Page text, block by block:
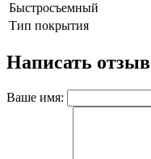
Быстросъемный
Тип покрытия
Написать отзыв
Ваше имя: